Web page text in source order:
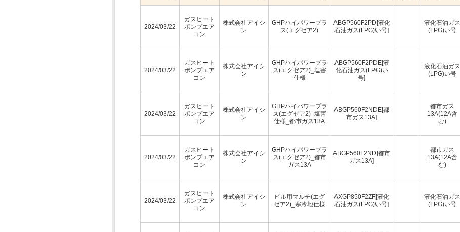
2024/03/22
ガスヒート
ポンプエア
コン
株式会社アイシ
ン
GHPハイパワープラ
ス(エグゼア2)
ABGP560F2PD[液化
石油ガス(LPG)い号]
液化石油ガス
(LPG)い号
2024/03/22
ガスヒート
ポンプエア
コン
株式会社アイシ
ン
GHPハイパワープラ
ス(エグゼア2)_塩害
仕様
ABGP560F2PDE[液
化石油ガス(LPG)い
号]
液化石油ガス
(LPG)い号
2024/03/22
ガスヒート
ポンプエア
コン
株式会社アイシ
ン
GHPハイパワープラ
ス(エグゼア2)_塩害
仕様_都市ガス13A
ABGP560F2NDE[都
市ガス13A]
都市ガス
13A(12A含
む)
2024/03/22
ガスヒート
ポンプエア
コン
株式会社アイシ
ン
GHPハイパワープラ
ス(エグゼア2)_都市
ガス13A
ABGP560F2ND[都市
ガス13A]
都市ガス
13A(12A含
む)
2024/03/22
ガスヒート
ポンプエア
コン
株式会社アイシ
ン
ビル用マルチ(エグ
ゼア2)_寒冷地仕様
AXGP850F2ZF[液化
石油ガス(LPG)い号]
液化石油ガス
(LPG)い号